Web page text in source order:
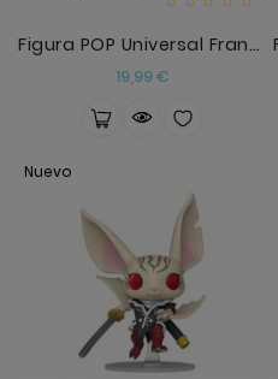
Figura POP Universal Frankenstein
19,99 €Precio
Nuevo